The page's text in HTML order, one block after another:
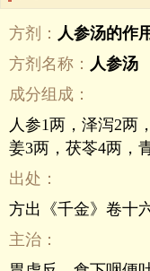
方剂： 人参汤的作
方剂名称： 人参汤
成分组成：
人参1两，泽泻2两
姜3两，茯苓4两，
出处：
方出《千金》卷十
主治：